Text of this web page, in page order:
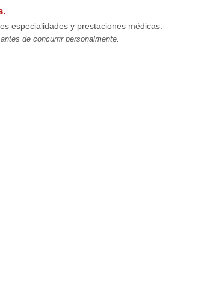
especialidades y prestaciones médicas.
de concurrir personalmente.